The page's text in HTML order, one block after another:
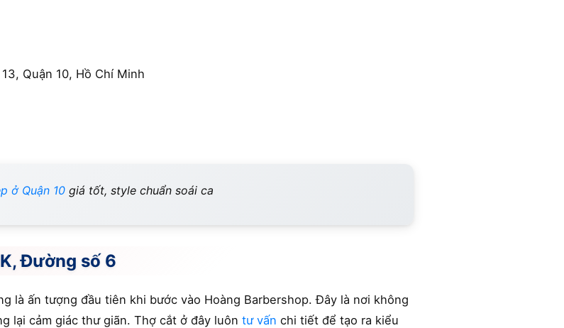
Quận 10, Hồ Chí Minh
ở Quận 10 giá tốt, style chuẩn soái ca
Đường số 6
là ấn tượng đầu tiên khi bước vào Hoàng Barbershop. Đây là nơi không
lại cảm giác thư giãn. Thợ cắt ở đây luôn tư vấn chi tiết để tạo ra kiểu